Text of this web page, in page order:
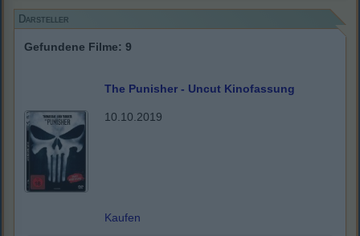
Darsteller
Gefundene Filme: 9
The Punisher - Uncut Kinofassung
10.10.2019
Kaufen